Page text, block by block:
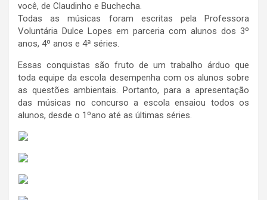
você, de Claudinho e Buchecha.
Todas as músicas foram escritas pela Professora
Voluntária Dulce Lopes em parceria com alunos dos 3º
anos, 4º anos e 4ª séries.
Essas conquistas são fruto de um trabalho árduo que
toda equipe da escola desempenha com os alunos sobre
as questões ambientais. Portanto, para a apresentação
das músicas no concurso a escola ensaiou todos os
alunos, desde o 1ºano até as últimas séries.